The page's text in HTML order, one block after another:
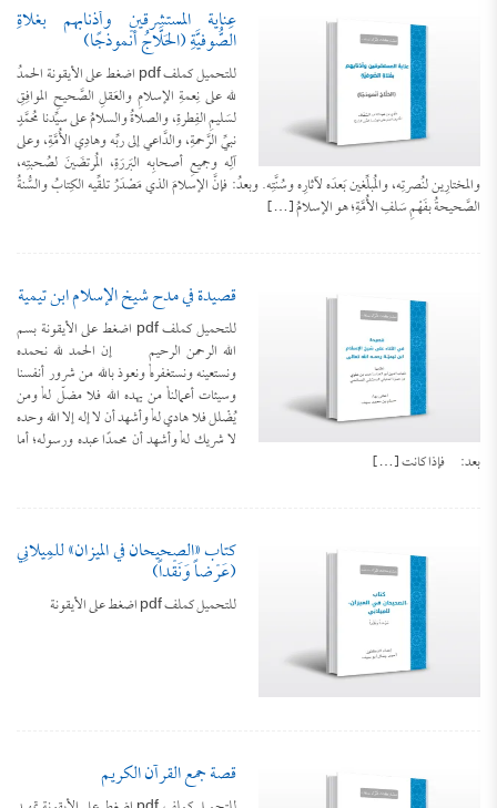
عِنايةُ المستشرقين وأذنابهم بغُلاةِ
الصُّوفيَّةِ (الحَلَّاجُ أنْموذجًا)
للتحميل كملف pdf اضغط على الأيقونة الحمدُ
لله على نِعمةِ الإسلامِ والعَقلِ الصَّحيحِ الموافِقِ
لسَليمِ الفِطرةِ، والصلاةُ والسلامُ على سيِّدنا مُحمَّدٍ
نبيِّ الرَّحمةِ، والدَّاعي إلى ربِّه وهادِي الأُمَّةِ، وعلى
آلِه وجميعِ أصحابِه البَررَةِ، المُرتضَينَ لصُحبتِه،
والمختارِين لنُصرتِه، والمُبلِّغين بَعدَه لآثارِه وسُنَّتِه. وبعدُ: فإنَّ الإسلامَ الذي مَصْدَرُ تلقِّيه الكِتابُ والسُّنةُ
الصَّحيحةُ بفَهْمِ سَلفِ الأُمَّةِ؛ هو الإسلامُ […]
قصيدة في مدح شيخ الإسلام ابن تيمية
للتحميل كملف pdf اضغط على الأيقونة بسم
الله الرحمن الرحيم إن الحمد لله نحمده
ونستعينه ونستغفره, ونعوذ بالله من شرور أنفسنا
وسيئات أعمالنا, من يهده الله فلا مضلّ له, ومن
يُضْلل فلا هادي له, وأشهد أن لا إله إلا الله وحده
لا شريك له, وأشهد أن محمدًا عبده ورسوله؛ أما
بعد: فإذا كانت […]
كتاب «الصحيحان في الميزان» للمِيلانِي
(عَرْضاً وَنَقْداً)
للتحميل كملف pdf اضغط على الأيقونة
قصة جمع القرآن الكريم